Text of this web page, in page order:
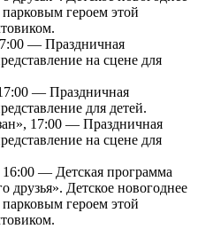
героем этой
— Праздничная
на сцене для
— Праздничная
для детей.
17:00 — Праздничная
на сцене для
— Детская программа
друзья». Детское новогоднее
героем этой